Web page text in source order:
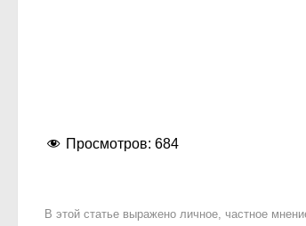
Просмотров: 684
В этой статье выражено личное, частное